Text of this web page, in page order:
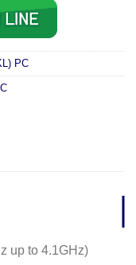
PC
up to 4.1GHz)